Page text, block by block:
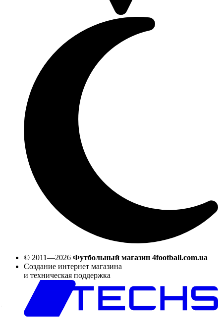
© 2011—2026 Футбольный магазин 4football.com.ua
Создание интернет магазина
и техническая поддержка